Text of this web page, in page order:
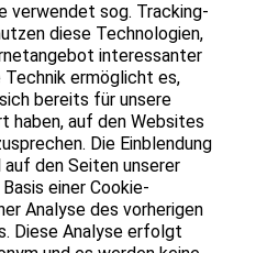
verwendet sog. Tracking-
diese Technologien,
interessanter
ermöglicht es,
bereits für unsere
haben, auf den Websites
Die Einblendung
den Seiten unserer
einer Cookie-
Analyse des vorherigen
Diese Analyse erfolgt